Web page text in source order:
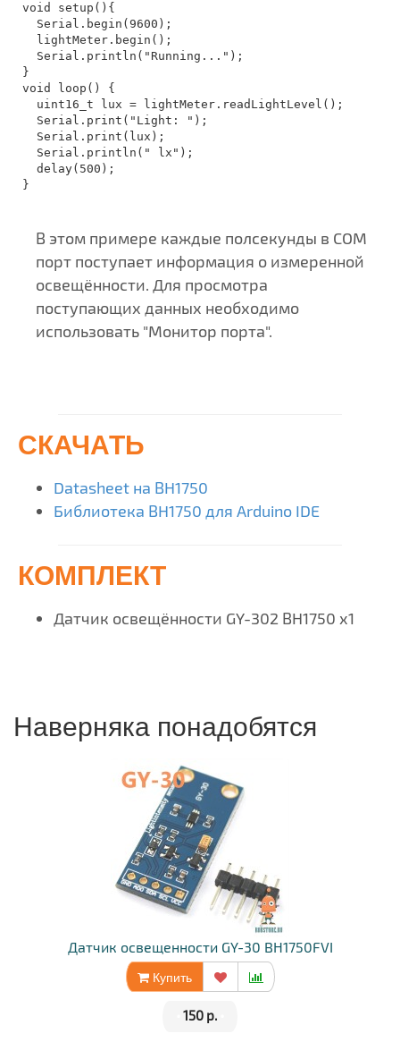
void setup(){
}
void loop() {
}
В этом примере каждые полсекунды в COM
порт поступает информация о измеренной
освещённости. Для просмотра
поступающих данных необходимо
использовать "Монитор порта".
СКАЧАТЬ
Datasheet на BH1750
Библиотека BH1750 для Arduino IDE
КОМПЛЕКТ
Датчик освещённости GY-302 BH1750 х1
Наверняка понадобятся
Датчик освещенности GY-30 BH1750FVI
Купить
150 р.